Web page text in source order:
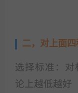
二，对上面
选择标准：对
论上越低越好